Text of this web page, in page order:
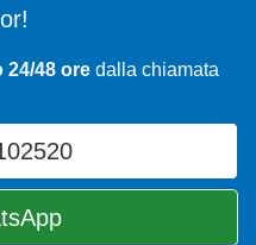
24/48 oredalla chiamata